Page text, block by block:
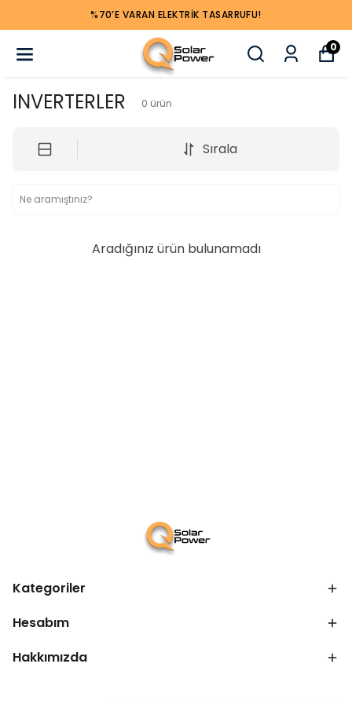
%70’E VARAN ELEKTRIK TASARRUFU!
0
INVERTERLER 0 ürün
Sırala
Aradığınız ürün bulunamadı
Kategoriler
Hesabım
Hakkımızda